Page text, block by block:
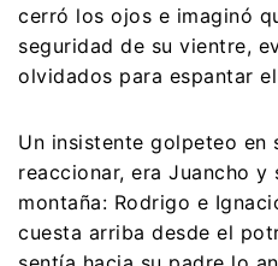
cerró los ojos e imaginó
seguridad de su vientre,
olvidados para espantar
Un insistente golpeteo en
reaccionar, era Juancho y
montaña: Rodrigo e
cuesta arriba desde el